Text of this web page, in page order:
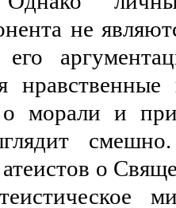
не
его
морали и
о